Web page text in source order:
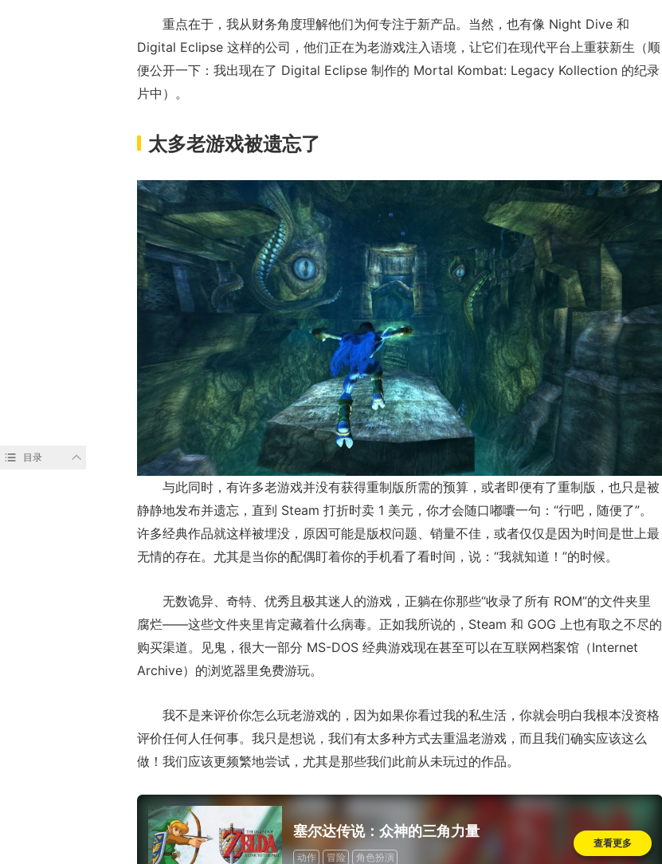
重点在于，我从财务角度理解他们为何专注于新产品。当然，也有像 Night Dive 和
Digital Eclipse 这样的公司，他们正在为老游戏注入语境，让它们在现代平台上重获新生（顺
便公开一下：我出现在了 Digital Eclipse 制作的 Mortal Kombat: Legacy Kollection 的纪录
片中）。
太多老游戏被遗忘了
与此同时，有许多老游戏并没有获得重制版所需的预算，或者即便有了重制版，也只是被
静静地发布并遗忘，直到 Steam 打折时卖 1 美元，你才会随口嘟囔一句：“行吧，随便了”。
许多经典作品就这样被埋没，原因可能是版权问题、销量不佳，或者仅仅是因为时间是世上最
无情的存在。尤其是当你的配偶盯着你的手机看了看时间，说：“我就知道！”的时候。
无数诡异、奇特、优秀且极其迷人的游戏，正躺在你那些“收录了所有 ROM”的文件夹里
腐烂——这些文件夹里肯定藏着什么病毒。正如我所说的，Steam 和 GOG 上也有取之不尽的
购买渠道。见鬼，很大一部分 MS-DOS 经典游戏现在甚至可以在互联网档案馆（Internet
Archive）的浏览器里免费游玩。
我不是来评价你怎么玩老游戏的，因为如果你看过我的私生活，你就会明白我根本没资格
评价任何人任何事。我只是想说，我们有太多种方式去重温老游戏，而且我们确实应该这么
做！我们应该更频繁地尝试，尤其是那些我们此前从未玩过的作品。
塞尔达传说：众神的三角力量
动作 冒险 角色扮演
查看更多
目录